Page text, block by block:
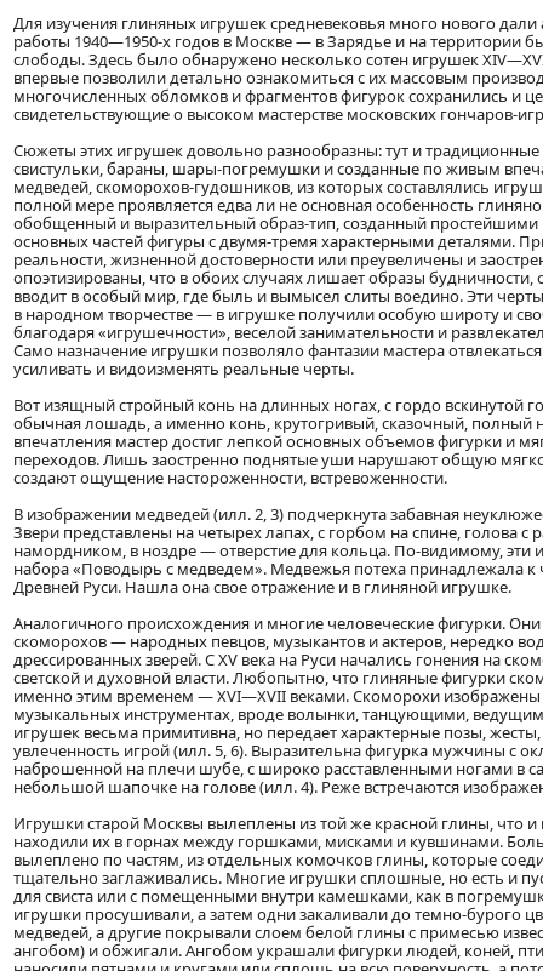
Для изучения глиняных игрушек средневековья много нового дали
работы 1940—1950-х годов в Москве — в Зарядье и на территории
слободы. Здесь было обнаружено несколько сотен игрушек
впервые позволили детально ознакомиться с их массовым
многочисленных обломков и фрагментов фигурок сохранились и
свидетельствующие о высоком мастерстве московских гончаров-
Сюжеты этих игрушек довольно разнообразны: тут и
свистульки, бараны, шары-погремушки и созданные по живым
медведей, скоморохов-гудошников, из которых составлялись
полной мере проявляется едва ли не основная особенность
обобщенный и выразительный образ-тип, созданный
основных частей фигуры с двумя-тремя характерными деталями.
реальности, жизненной достоверности или преувеличены и
опоэтизированы, что в обоих случаях лишает образы будничности,
вводит в особый мир, где быль и вымысел слиты воедино. Эти
в народном творчестве — в игрушке получили особую широту и
благодаря «игрушечности», веселой занимательности и
Само назначение игрушки позволяло фантазии мастера
усиливать и видоизменять реальные черты.
Вот изящный стройный конь на длинных ногах, с гордо вскинутой
обычная лошадь, а именно конь, крутогривый, сказочный, полный
впечатления мастер достиг лепкой основных объемов фигурки и
переходов. Лишь заостренно поднятые уши нарушают общую
создают ощущение настороженности, встревоженности.
В изображении медведей (илл. 2, 3) подчеркнута забавная
Звери представлены на четырех лапах, с горбом на спине, голова с
намордником, в ноздре — отверстие для кольца. По-видимому, эти
набора «Поводырь с медведем». Медвежья потеха принадлежала
Древней Руси. Нашла она свое отражение и в глиняной игрушке.
Аналогичного происхождения и многие человеческие фигурки.
скоморохов — народных певцов, музыкантов и актеров, нередко
дрессированных зверей. С XV века на Руси начались гонения на
светской и духовной власти. Любопытно, что глиняные фигурки
именно этим временем — XVI—XVII веками. Скоморохи
музыкальных инструментах, вроде волынки, танцующими,
игрушек весьма примитивна, но передает характерные позы,
увлеченность игрой (илл. 5, 6). Выразительна фигурка мужчины с
наброшенной на плечи шубе, с широко расставленными ногами в
небольшой шапочке на голове (илл. 4). Реже встречаются
Игрушки старой Москвы вылеплены из той же красной глины, что и
находили их в горнах между горшками, мисками и кувшинами.
вылеплено по частям, из отдельных комочков глины, которые
тщательно заглаживались. Многие игрушки сплошные, но есть и
для свиста или с помещенными внутри камешками, как в
игрушки просушивали, а затем одни закаливали до темно-бурого
медведей, а другие покрывали слоем белой глины с примесью
ангобом) и обжигали. Ангобом украшали фигурки людей, коней,